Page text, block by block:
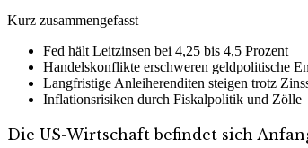
Kurz zusammengefasst
Fed hält Leitzinsen bei 4,25 bis 4,5 Prozent
Handelskonflikte erschweren geldpolitische
Langfristige Anleiherenditen steigen trotz
Inflationsrisiken durch Fiskalpolitik und Zölle
Die US-Wirtschaft befindet sich